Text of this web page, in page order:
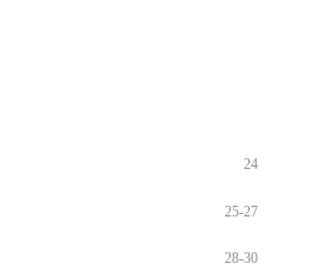
24
25-27
28-30